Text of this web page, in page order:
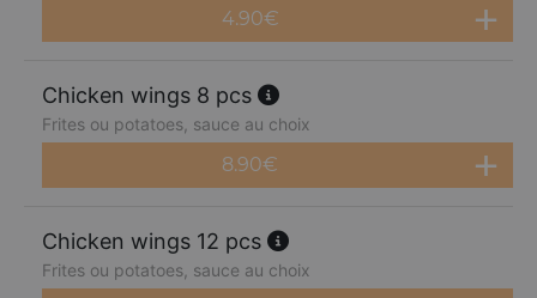
4.90€
Chicken wings 8 pcs
Frites ou potatoes, sauce au choix
8.90€
Chicken wings 12 pcs
Frites ou potatoes, sauce au choix